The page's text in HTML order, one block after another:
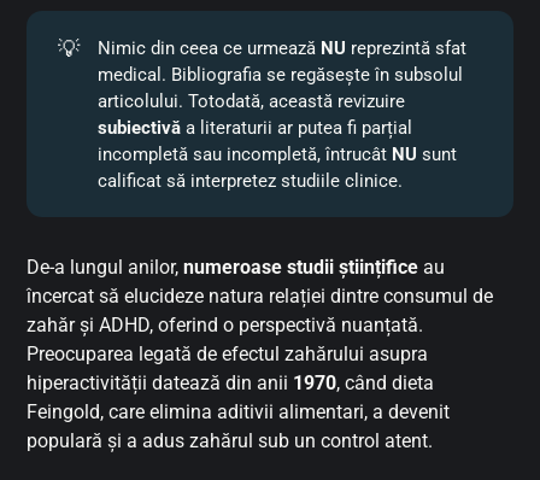
💡 Nimic din ceea ce urmează NU reprezintă sfat
medical. Bibliografia se regăsește în subsolul
articolului. Totodată, această revizuire
subiectivăa literaturii ar putea fi parțial
incompletă sau incompletă, întrucât NU sunt
calificat să interpretez studiile clinice.
De-a lungul anilor,numeroase studii științificeau
încercat să elucideze natura relației dintre consumul de
zahăr și ADHD, oferind o perspectivă nuanțată.
Preocuparea legată de efectul zahărului asupra
hiperactivității datează din anii 1970, când dieta
Feingold, care elimina aditivii alimentari, a devenit
populară și a adus zahărul sub un control atent.